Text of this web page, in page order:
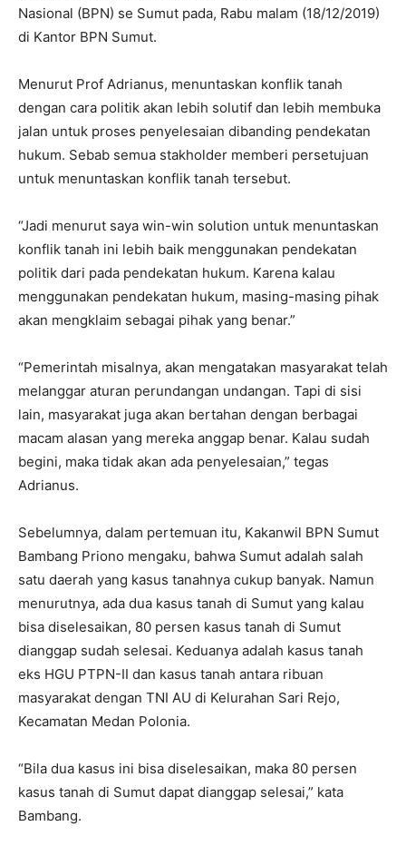
Nasional (BPN) se Sumut pada, Rabu malam (18/12/2019)
di Kantor BPN Sumut.
Menurut Prof Adrianus, menuntaskan konflik tanah
dengan cara politik akan lebih solutif dan lebih membuka
jalan untuk proses penyelesaian dibanding pendekatan
hukum. Sebab semua stakholder memberi persetujuan
untuk menuntaskan konflik tanah tersebut.
“Jadi menurut saya win-win solution untuk menuntaskan
konflik tanah ini lebih baik menggunakan pendekatan
politik dari pada pendekatan hukum. Karena kalau
menggunakan pendekatan hukum, masing-masing pihak
akan mengklaim sebagai pihak yang benar.”
“Pemerintah misalnya, akan mengatakan masyarakat telah
melanggar aturan perundangan undangan. Tapi di sisi
lain, masyarakat juga akan bertahan dengan berbagai
macam alasan yang mereka anggap benar. Kalau sudah
begini, maka tidak akan ada penyelesaian,” tegas
Adrianus.
Sebelumnya, dalam pertemuan itu, Kakanwil BPN Sumut
Bambang Priono mengaku, bahwa Sumut adalah salah
satu daerah yang kasus tanahnya cukup banyak. Namun
menurutnya, ada dua kasus tanah di Sumut yang kalau
bisa diselesaikan, 80 persen kasus tanah di Sumut
dianggap sudah selesai. Keduanya adalah kasus tanah
eks HGU PTPN-II dan kasus tanah antara ribuan
masyarakat dengan TNI AU di Kelurahan Sari Rejo,
Kecamatan Medan Polonia.
“Bila dua kasus ini bisa diselesaikan, maka 80 persen
kasus tanah di Sumut dapat dianggap selesai,” kata
Bambang.